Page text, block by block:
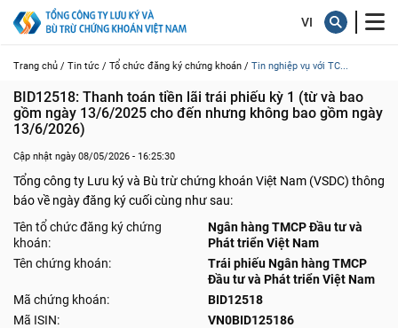
Trang chủ / Tin tức / Tổ chức đăng ký chứng khoán / Tin nghiệp vụ với TC...
BID12518: Thanh toán tiền lãi trái phiếu kỳ 1 (từ và bao
gồm ngày 13/6/2025 cho đến nhưng không bao gồm ngày
13/6/2026)
Cập nhật ngày 08/05/2026 - 16:25:30
Tổng công ty Lưu ký và Bù trừ chứng khoán Việt Nam (VSDC) thông
báo về ngày đăng ký cuối cùng như sau:
Tên tổ chức đăng ký chứng
khoán:
Ngân hàng TMCP Đầu tư và
Phát triển Việt Nam
Tên chứng khoán:
Trái phiếu Ngân hàng TMCP
Đầu tư và Phát triển Việt Nam
Mã chứng khoán:
BID12518
Mã ISIN:
VN0BID125186